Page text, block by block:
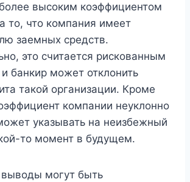
высоким коэффициентом
то, что компания имеет
заемных средств.
это считается рискованным
банкир может отклонить
такой организации. Кроме
компании неуклонно
указывать на неизбежный
то момент в будущем.
могут быть